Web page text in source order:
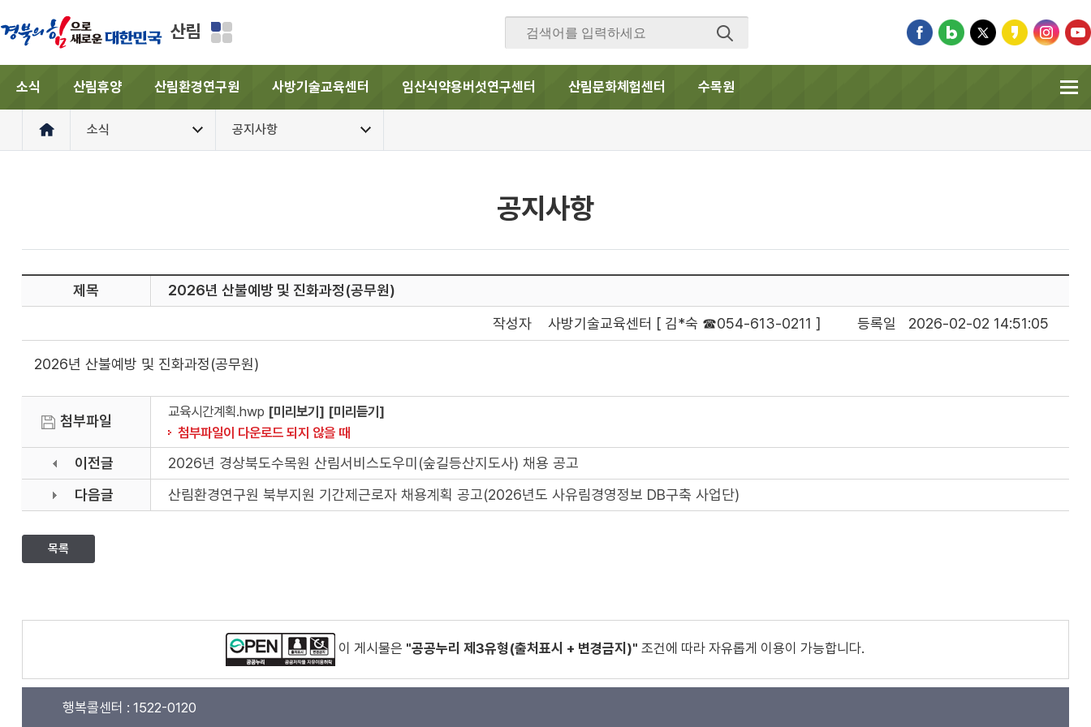
산림
소식 산림휴양 산림환경연구원 사방기술교육센터 임산식약용버섯연구센터 산림문화체험센터 수목원
소식 공지사항
공지사항
제목
2026년 산불예방 및 진화과정(공무원)
등록일
2026-02-02 14:51:05
작성자 사방기술교육센터 [ 김*숙 ☎054-613-0211 ]
2026년 산불예방 및 진화과정(공무원)
첨부파일
교육시간계획.hwp [미리보기] [미리듣기]
첨부파일이 다운로드 되지 않을 때
이전글
2026년 경상북도수목원 산림서비스도우미(숲길등산지도사) 채용 공고
다음글
산림환경연구원 북부지원 기간제근로자 채용계획 공고(2026년도 사유림경영정보 DB구축 사업단)
목록
이 게시물은 "공공누리 제3유형(출처표시 + 변경금지)" 조건에 따라 자유롭게 이용이 가능합니다.
행복콜센터 : 1522-0120